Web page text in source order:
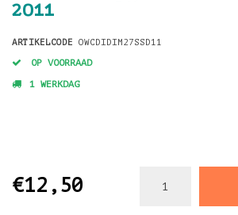
2011
ARTIKELCODE OWCDIDIM27SSD11
OP VOORRAAD
1 WERKDAG
€12,50